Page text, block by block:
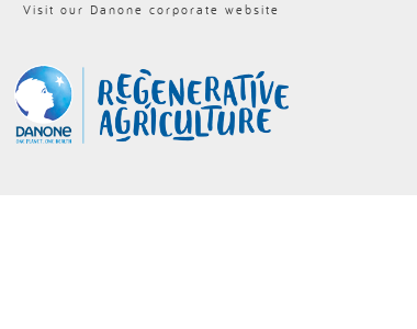
Visit our Danone corporate website